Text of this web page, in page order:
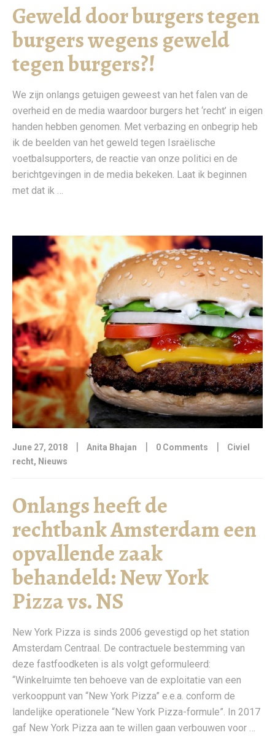
Geweld door burgers tegen
burgers wegens geweld
tegen burgers?!
We zijn onlangs getuigen geweest van het falen van de
overheid en de media waardoor burgers het ‘recht’ in eigen
handen hebben genomen. Met verbazing en onbegrip heb
ik de beelden van het geweld tegen Israëlische
voetbalsupporters, de reactie van onze politici en de
berichtgevingen in de media bekeken. Laat ik beginnen
met dat ik …
June 27, 2018 | Anita Bhajan | 0 Comments |
Civiel
recht, Nieuws
Onlangs heeft de
rechtbank Amsterdam een
opvallende zaak
behandeld: New York
Pizza vs. NS
New York Pizza is sinds 2006 gevestigd op het station
Amsterdam Centraal. De contractuele bestemming van
deze fastfoodketen is als volgt geformuleerd:
“Winkelruimte ten behoeve van de exploitatie van een
verkooppunt van “New York Pizza” e.e.a. conform de
landelijke operationele “New York Pizza-formule”. In 2017
gaf New York Pizza aan te willen gaan verbouwen voor …